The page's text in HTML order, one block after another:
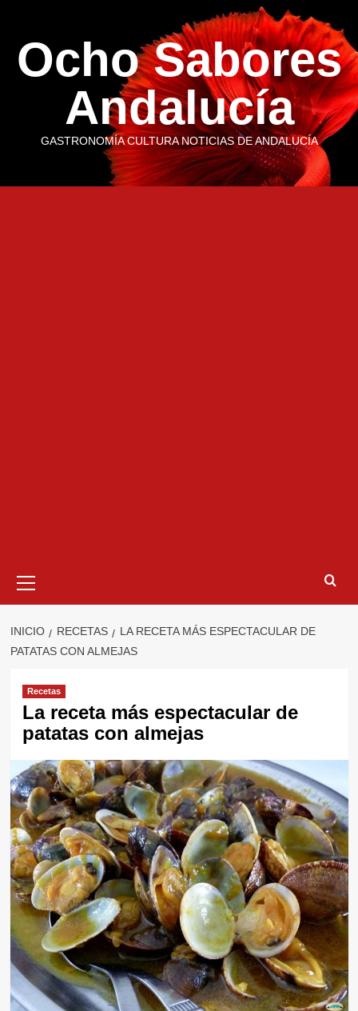
contenido
Ocho Sabores
Andalucía
GASTRONOMÍA CULTURA NOTICIAS DE ANDALUCÍA
primario
INICIO RECETAS
LA RECETA MÁS ESPECTACULAR DE
PATATAS CON ALMEJAS
Recetas
La receta más espectacular de
patatas con almejas